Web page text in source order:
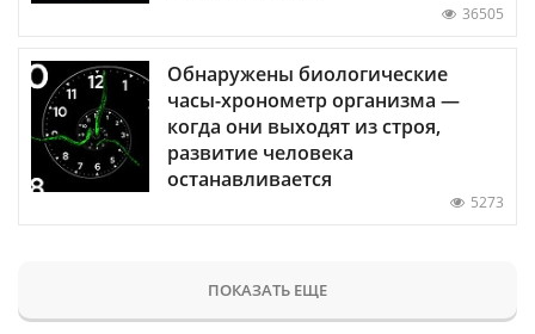
36505
Обнаружены биологические
часы-хронометр организма —
когда они выходят из строя,
развитие человека
останавливается
5273
ПОКАЗАТЬ ЕЩЕ